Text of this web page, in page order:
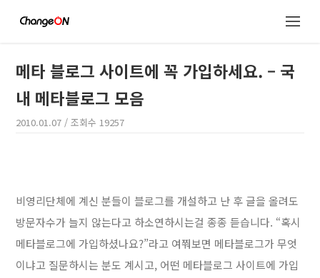
메타 블로그 사이트에 꼭 가입하세요. – 국
내 메타블로그 모음
2010.01.07 / 조회수19257
비영리단체에 계신 분들이 블로그를 개설하고 난 후 글을 올려도
방문자수가 늘지 않는다고 하소연하시는걸 종종 듣습니다. “혹시
메타블로그에 가입하셨나요?”라고 여쭤보면 메타블로그가 무엇
이냐고 질문하시는 분도 계시고, 어떤 메타블로그 사이트에 가입